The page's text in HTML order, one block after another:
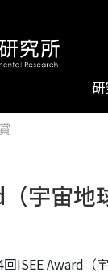
宇宙
ISEE Award